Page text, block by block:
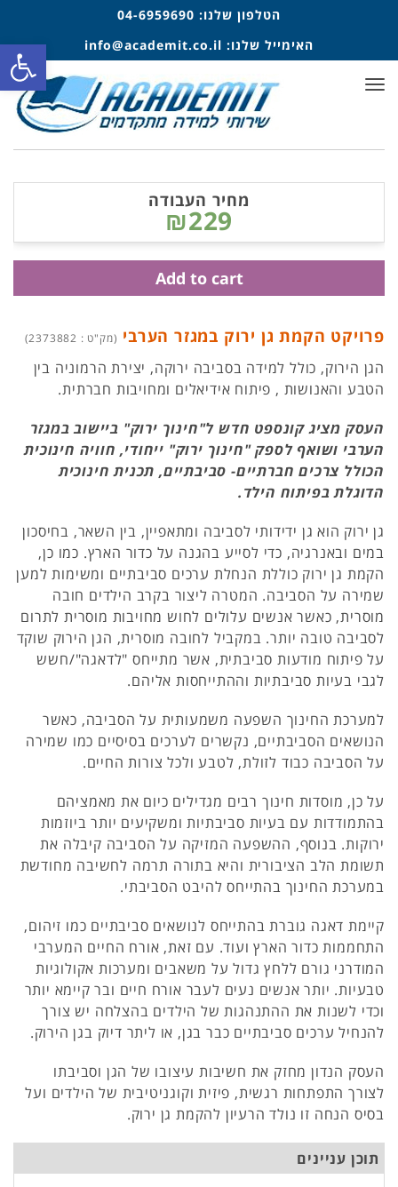
הטלפון שלנו: 04-6959690
האימייל שלנו: info@academit.co.il
תפריט
פרויקט הקמת גן ירוק במגזר הערבי (מק"ט : 2373882)
הגן הירוק, כולל למידה בסביבה ירוקה, יצירת הרמוניה בין
הטבע והאנושות , פיתוח אידיאלים ומחויבות חברתית.
העסק מציג קונספט חדש ל"חינוך ירוק" ביישוב במגזר
הערבי ושואף לספק "חינוך ירוק" ייחודי, חוויה חינוכית
הכולל צרכים חברתיים- סביבתיים, תכנית חינוכית
הדוגלת בפיתוח הילד.
גן ירוק הוא גן ידידותי לסביבה ומתאפיין, בין השאר, בחיסכון
במים ובאנרגיה, כדי לסייע בהגנה על כדור הארץ. כמו כן,
הקמת גן ירוק כוללת הנחלת ערכים סביבתיים ומשימות למען
שמירה על הסביבה. המטרה ליצור בקרב הילדים חובה
מוסרית, כאשר אנשים עלולים לחוש מחויבות מוסרית לתרום
לסביבה טובה יותר. במקביל לחובה מוסרית, הגן הירוק שוקד
על פיתוח מודעות סביבתית, אשר מתייחס "לדאגה"/חשש
לגבי בעיות סביבתיות וההתייחסות אליהם.
למערכת החינוך השפעה משמעותית על הסביבה, כאשר
הנושאים הסביבתיים, נקשרים לערכים בסיסיים כמו שמירה
על הסביבה כבוד לזולת, לטבע ולכל צורות החיים.
על כן, מוסדות חינוך רבים מגדילים כיום את מאמציהם
בהתמודדות עם בעיות סביבתיות ומשקיעים יותר ביוזמות
ירוקות. בנוסף, ההשפעה המזיקה על הסביבה קיבלה את
תשומת הלב הציבורית והיא בתורה תרמה לחשיבה מחודשת
במערכת החינוך בהתייחס להיבט הסביבתי.
קיימת דאגה גוברת בהתייחס לנושאים סביבתיים כמו זיהום,
התחממות כדור הארץ ועוד. עם זאת, אורח החיים המערבי
המודרני גורם ללחץ גדול על משאבים ומערכות אקולוגיות
טבעיות. יותר אנשים נעים לעבר אורח חיים ובר קיימא יותר
וכדי לשנות את ההתנהגות של הילדים בהצלחה יש צורך
להנחיל ערכים סביבתיים כבר בגן, או ליתר דיוק בגן הירוק.
העסק הנדון מחזק את חשיבות עיצובו של הגן וסביבתו
לצורך התפתחות רגשית, פיזית וקוגניטיבית של הילדים ועל
בסיס הנחה זו נולד הרעיון להקמת גן ירוק.
תוכן עניינים
מחיר העבודה
₪229
Add to cart
פתח